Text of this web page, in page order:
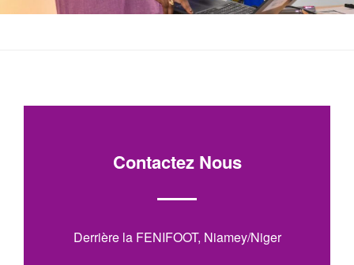
Contactez Nous
Derrière la FENIFOOT, Niamey/Niger